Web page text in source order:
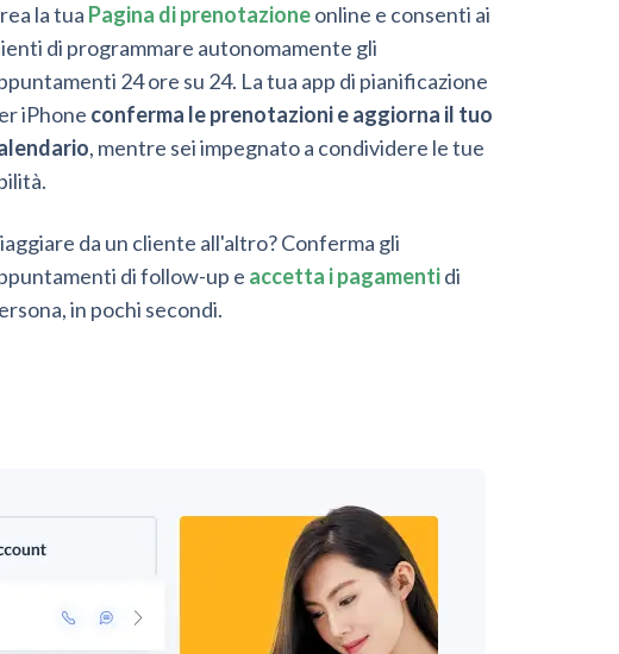
la tua Pagina di prenotazioneonline e consenti ai
di programmare autonomamente gli
24 ore su 24. La tua app di pianificazione
iPhone conferma le prenotazioni e aggiorna il tuo
, mentre sei impegnato a condividere le tue
da un cliente all'altro? Conferma gli
di follow-up e accetta i pagamentidi
in pochi secondi.